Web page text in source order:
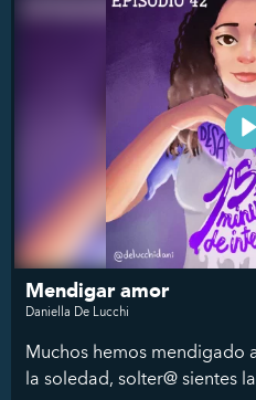
Mendigar amor
Daniella De Lucchi
Muchos hemos mendigado
la soledad, solter@ sientes